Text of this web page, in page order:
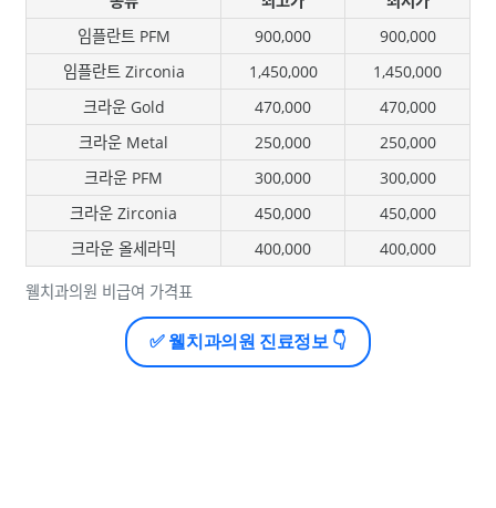
웰치과의원 비급여 가격표
임플란트 PFM
900,000
900,000
임플란트 Zirconia
1,450,000
1,450,000
크라운 Gold
470,000
470,000
크라운 Metal
250,000
250,000
크라운 PFM
300,000
300,000
크라운 Zirconia
450,000
450,000
크라운 올세라믹
400,000 400,000
✅ 웰치과의원 진료정보 👇